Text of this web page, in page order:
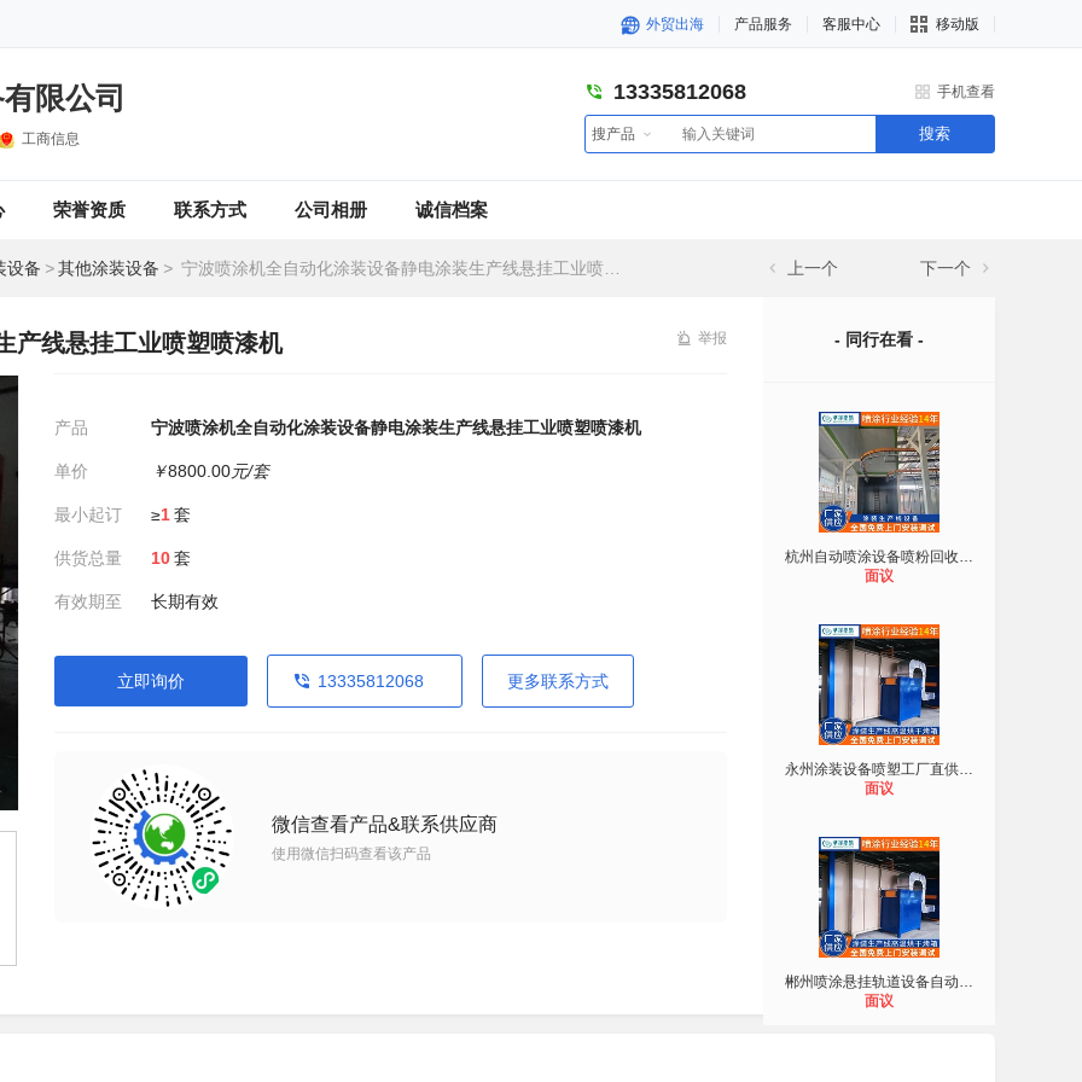
外贸出海 产品服务 客服中心 移动版
限公司
工商信息
13335812068 手机查看
搜产品 搜索
荣誉资质 联系方式 公司相册 诚信档案
设备 >其他涂装设备 > 宁波喷涂机全自动化涂装设备静电涂装生产线悬挂工业喷塑喷漆机 上一个 下一个
产线悬挂工业喷塑喷漆机 举报
产品 宁波喷涂机全自动化涂装设备静电涂装生产线悬挂工业喷塑喷漆机
单价 ￥8800.00元/套
最小起订 ≥1套
供货总量 10套
有效期至 长期有效
立即询价 13335812068 更多联系方式
微信查看产品&联系供应商
使用微信扫码查看该产品
- 同行在看 -
杭州自动喷涂设备喷粉回收涂装流水线
面议
永州涂装设备喷塑工厂直供定制家装喷
面议
郴州喷涂悬挂轨道设备自动化喷漆生产
面议